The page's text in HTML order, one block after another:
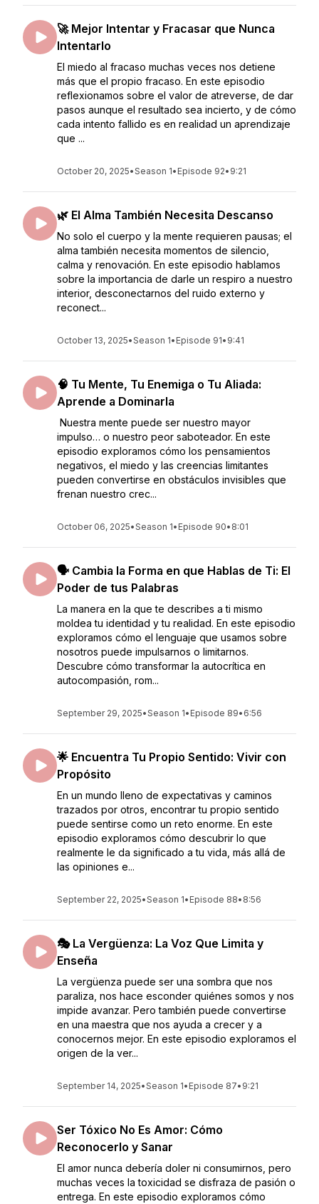
🚀 Mejor Intentar y Fracasar que Nunca
Intentarlo
El miedo al fracaso muchas veces nos detiene
más que el propio fracaso. En este episodio
reflexionamos sobre el valor de atreverse, de dar
pasos aunque el resultado sea incierto, y de cómo
cada intento fallido es en realidad un aprendizaje
que ...
October 20, 2025•Season 1• Episode 92• 9:21
🌿 El Alma También Necesita Descanso
No solo el cuerpo y la mente requieren pausas; el
alma también necesita momentos de silencio,
calma y renovación. En este episodio hablamos
sobre la importancia de darle un respiro a nuestro
interior, desconectarnos del ruido externo y
reconect...
October 13, 2025•Season 1• Episode 91• 9:41
🧠 Tu Mente, Tu Enemiga o Tu Aliada:
Aprende a Dominarla
Nuestra mente puede ser nuestro mayor
impulso… o nuestro peor saboteador. En este
episodio exploramos cómo los pensamientos
negativos, el miedo y las creencias limitantes
pueden convertirse en obstáculos invisibles que
frenan nuestro crec...
October 06, 2025•Season 1• Episode 90• 8:01
🗣 Cambia la Forma en que Hablas de Ti: El
Poder de tus Palabras
La manera en la que te describes a ti mismo
moldea tu identidad y tu realidad. En este episodio
exploramos cómo el lenguaje que usamos sobre
nosotros puede impulsarnos o limitarnos.
Descubre cómo transformar la autocrítica en
autocompasión, rom...
September 29, 2025•Season 1• Episode 89• 6:56
🌟 Encuentra Tu Propio Sentido: Vivir con
Propósito
En un mundo lleno de expectativas y caminos
trazados por otros, encontrar tu propio sentido
puede sentirse como un reto enorme. En este
episodio exploramos cómo descubrir lo que
realmente le da significado a tu vida, más allá de
las opiniones e...
September 22, 2025•Season 1• Episode 88• 8:56
🎭 La Vergüenza: La Voz Que Limita y
Enseña
La vergüenza puede ser una sombra que nos
paraliza, nos hace esconder quiénes somos y nos
impide avanzar. Pero también puede convertirse
en una maestra que nos ayuda a crecer y a
conocernos mejor. En este episodio exploramos el
origen de la ver...
September 14, 2025•Season 1• Episode 87• 9:21
Ser Tóxico No Es Amor: Cómo
Reconocerlo y Sanar
El amor nunca debería doler ni consumirnos, pero
muchas veces la toxicidad se disfraza de pasión o
entrega. En este episodio exploramos cómo